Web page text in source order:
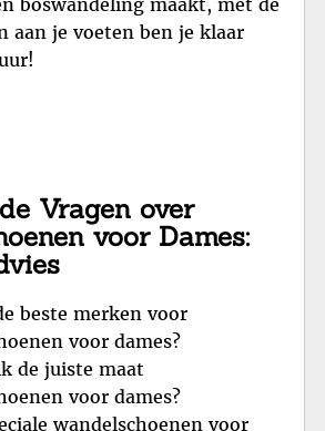
aan je voeten ben je klaar
Vragen over
voor Dames:
beste merken voor
voor dames?
de juiste maat
voor dames?
wandelschoenen voor